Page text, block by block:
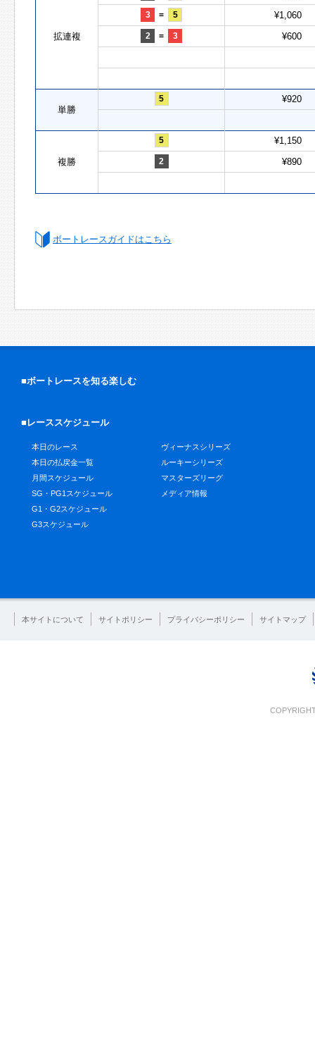
拡連複
3 = 5 ¥1,060
2 = 3 ¥600
単勝
5 ¥920
複勝
5 ¥1,150
2 ¥890
ボートレースガイドはこちら
■ボートレースを知る楽しむ
■レーススケジュール
本日のレース
本日の払戻金一覧
月間スケジュール
SG・PG1スケジュール
G1・G2スケジュール
G3スケジュール
ヴィーナスシリーズ
ルーキーシリーズ
マスターズリーグ
メディア情報
本サイトについて サイトポリシー プライバシーポリシー サイトマップ